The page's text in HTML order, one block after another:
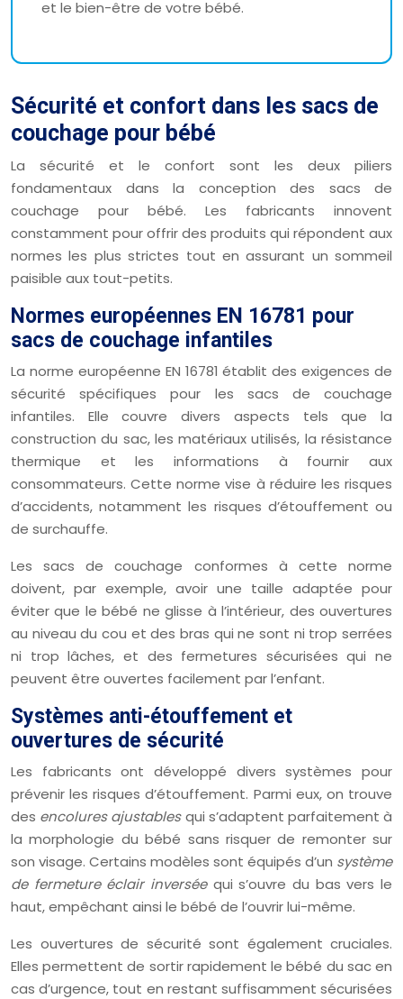
et le bien-être de votre bébé.
Sécurité et confort dans les sacs de
couchage pour bébé
La sécurité et le confort sont les deux piliers
fondamentaux dans la conception des sacs de
couchage pour bébé. Les fabricants innovent
constamment pour offrir des produits qui répondent aux
normes les plus strictes tout en assurant un sommeil
paisible aux tout-petits.
Normes européennes EN 16781 pour
sacs de couchage infantiles
La norme européenne EN 16781 établit des exigences de
sécurité spécifiques pour les sacs de couchage
infantiles. Elle couvre divers aspects tels que la
construction du sac, les matériaux utilisés, la résistance
thermique et les informations à fournir aux
consommateurs. Cette norme vise à réduire les risques
d’accidents, notamment les risques d’étouffement ou
de surchauffe.
Les sacs de couchage conformes à cette norme
doivent, par exemple, avoir une taille adaptée pour
éviter que le bébé ne glisse à l’intérieur, des ouvertures
au niveau du cou et des bras qui ne sont ni trop serrées
ni trop lâches, et des fermetures sécurisées qui ne
peuvent être ouvertes facilement par l’enfant.
Systèmes anti-étouffement et
ouvertures de sécurité
Les fabricants ont développé divers systèmes pour
prévenir les risques d’étouffement. Parmi eux, on trouve
des encolures ajustablesqui s’adaptent parfaitement à
la morphologie du bébé sans risquer de remonter sur
son visage. Certains modèles sont équipés d’un système
de fermeture éclair inversée qui s’ouvre du bas vers le
haut, empêchant ainsi le bébé de l’ouvrir lui-même.
Les ouvertures de sécurité sont également cruciales.
Elles permettent de sortir rapidement le bébé du sac en
cas d’urgence, tout en restant suffisamment sécurisées